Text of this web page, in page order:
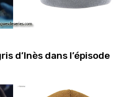
d’Inès dans l’épisode